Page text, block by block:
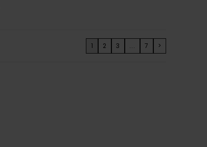
1 2 3 ... 7 >